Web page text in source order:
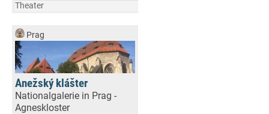
Theater
Prag
Anežský klášter
Nationalgalerie in Prag -
Agneskloster